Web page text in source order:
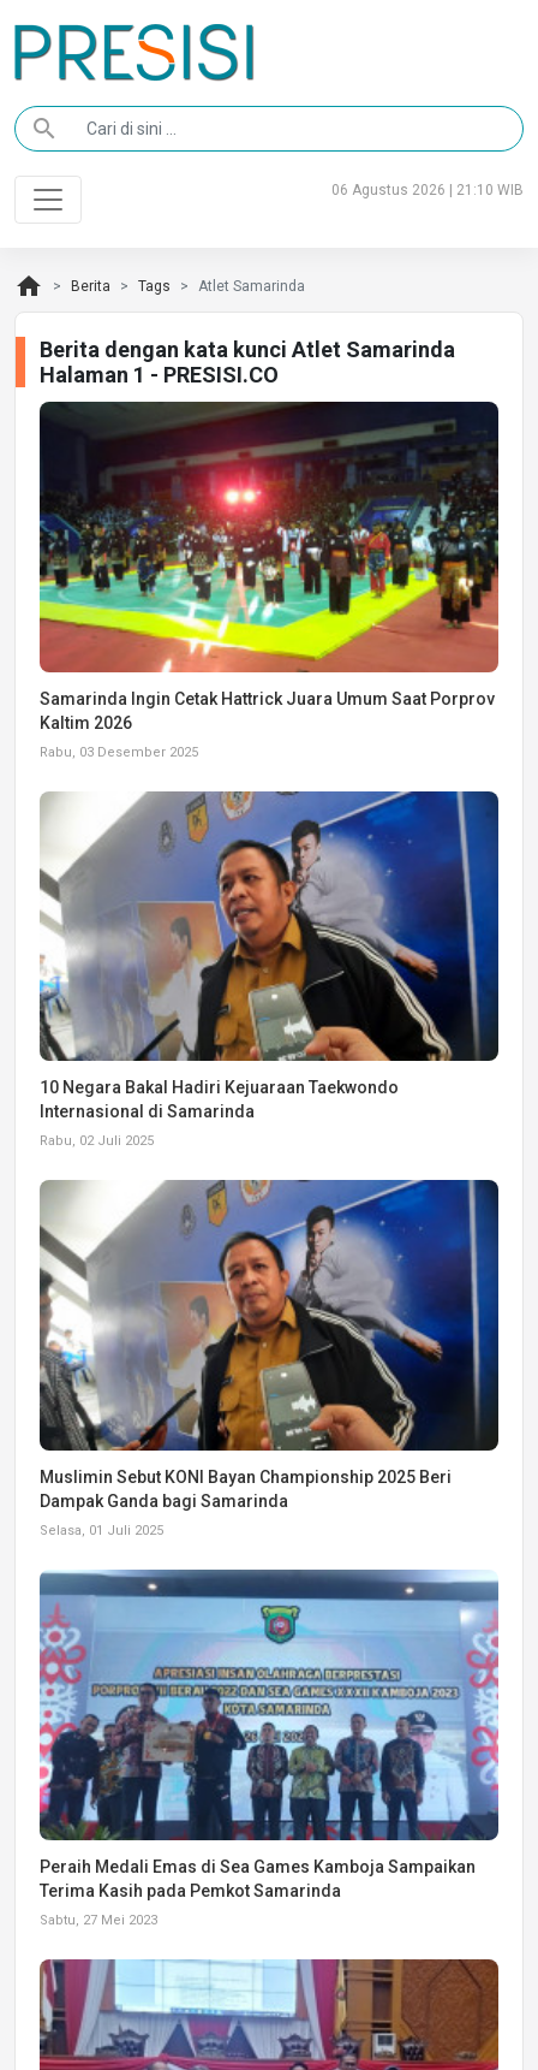
search
06 Agustus 2026 | 21:10 WIB
home Berita Tags Atlet Samarinda
Berita dengan kata kunci Atlet Samarinda
Halaman 1 - PRESISI.CO
Samarinda Ingin Cetak Hattrick Juara Umum Saat Porprov
Kaltim 2026
Rabu, 03 Desember 2025
10 Negara Bakal Hadiri Kejuaraan Taekwondo
Internasional di Samarinda
Rabu, 02 Juli 2025
Muslimin Sebut KONI Bayan Championship 2025 Beri
Dampak Ganda bagi Samarinda
Selasa, 01 Juli 2025
Peraih Medali Emas di Sea Games Kamboja Sampaikan
Terima Kasih pada Pemkot Samarinda
Sabtu, 27 Mei 2023